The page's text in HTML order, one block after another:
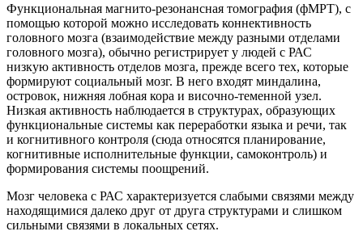
Функциональная магнито-резонансная томография (фМРТ), с
помощью которой можно исследовать коннективность
головного мозга (взаимодействие между разными отделами
головного мозга), обычно регистрирует у людей с РАС
низкую активность отделов мозга, прежде всего тех, которые
формируют социальный мозг. В него входят миндалина,
островок, нижняя лобная кора и височно-теменной узел.
Низкая активность наблюдается в структурах, образующих
функциональные системы как переработки языка и речи, так
и когнитивного контроля (сюда относятся планирование,
когнитивные исполнительные функции, самоконтроль) и
формирования системы поощрений.
Мозг человека с РАС характеризуется слабыми связями между
находящимися далеко друг от друга структурами и слишком
сильными связями в локальных сетях.